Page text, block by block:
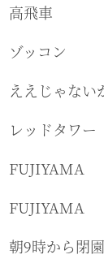
高飛車
ゾッコン
ええじゃない
レッドタワー
FUJIYAMA
FUJIYAMA
朝9時から閉